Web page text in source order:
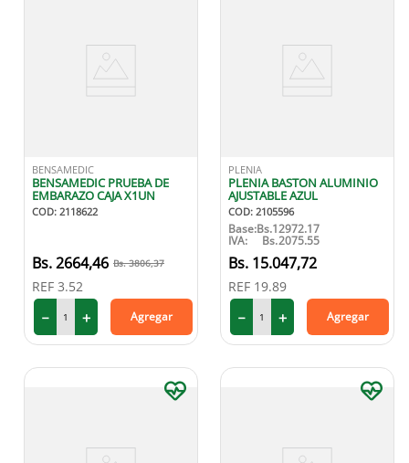
BENSAMEDIC
BENSAMEDIC PRUEBA DE
EMBARAZO CAJA X1UN
COD: 2118622
2664,46 3806,37
REF 3.52
＋
－ Agregar
PLENIA
PLENIA BASTON ALUMINIO
AJUSTABLE AZUL
COD: 2105596
Base:Bs.12972.17
IVA: Bs.2075.55
15.047,72
REF 19.89
＋
－ Agregar